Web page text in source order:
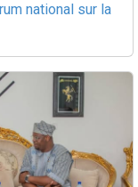
national sur la